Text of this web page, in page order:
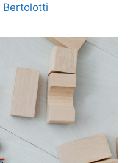
Bertolotti